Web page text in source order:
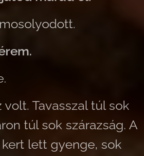
volt. Tavasszal túl sok
túl sok szárazság. A
lett gyenge, sok